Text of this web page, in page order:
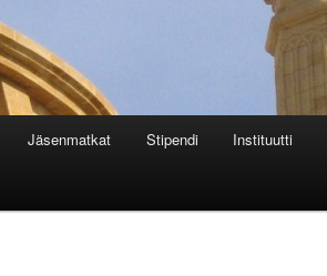
Jäsenmatkat Stipendi Instituutti